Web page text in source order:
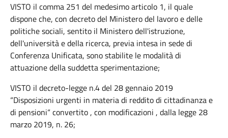
VISTO il comma 251 del medesimo articolo 1, il quale
dispone che, con decreto del Ministero del lavoro e delle
politiche sociali, sentito il Ministero dell'istruzione,
dell'università e della ricerca, previa intesa in sede di
Conferenza Unificata, sono stabilite le modalità di
attuazione della suddetta sperimentazione;
VISTO il decreto-legge n.4 del 28 gennaio 2019
“Disposizioni urgenti in materia di reddito di cittadinanza e
di pensioni“ convertito , con modificazioni , dalla legge 28
marzo 2019, n. 26;